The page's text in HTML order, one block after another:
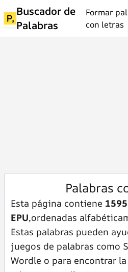
Buscador de
Palabras
Formar
con letras
Palabras
Esta página contiene
EPU,ordenadas
Estas palabras pueden
juegos de palabras como
Wordle o para encontrar